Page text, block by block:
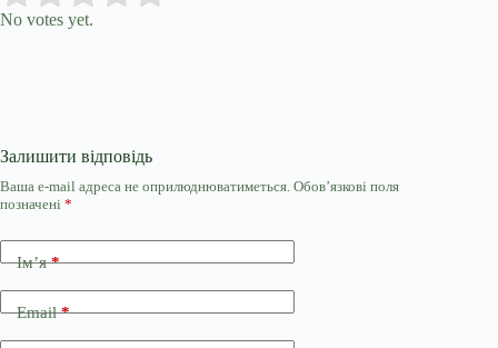
No votes yet.
Залишити відповідь
Ваша e-mail адреса не оприлюднюватиметься. Обов’язкові поля
позначені *
Ім’я*
Email*